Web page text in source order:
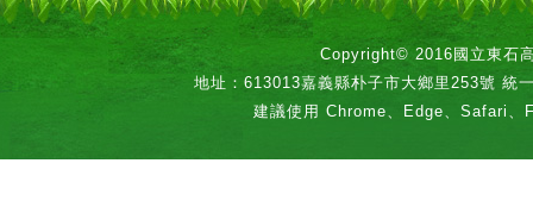
Copyright© 2016國立東石
地址：613013嘉義縣朴子市大鄉里253號 統
建議使用 Chrome、Edge、Safari